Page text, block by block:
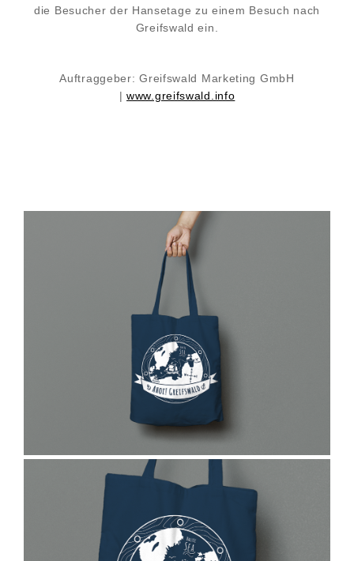
die Besucher der Hansetage zu einem Besuch nach
Greifswald ein.
Auftraggeber: Greifswald Marketing GmbH
|www.greifswald.info